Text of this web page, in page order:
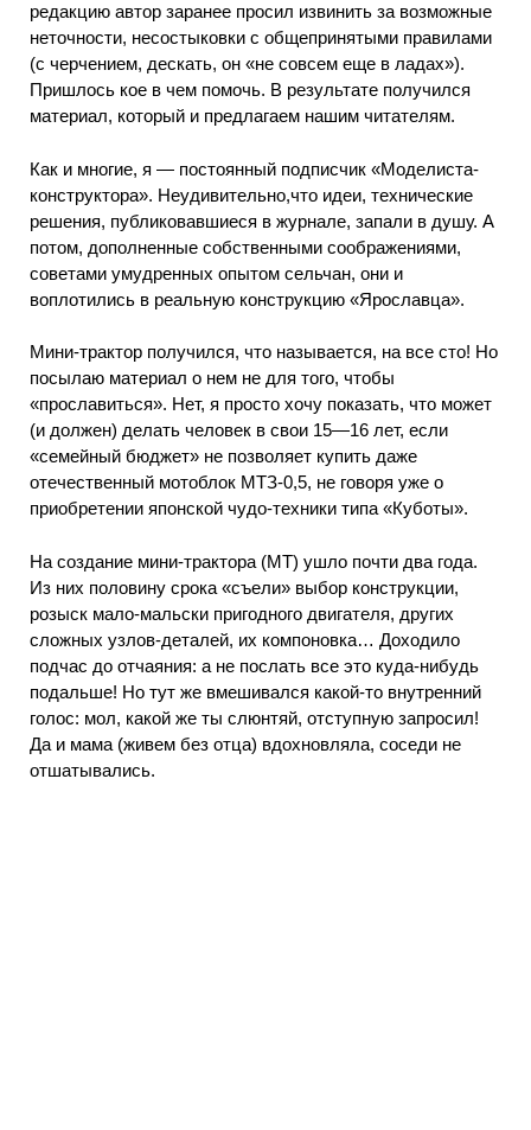
редакцию автор заранее просил извинить за возможные
неточности, несостыковки с общепринятыми правилами
(с черчением, дескать, он «не совсем еще в ладах»).
Пришлось кое в чем помочь. В результате получился
материал, который и предлагаем нашим читателям.
Как и многие, я — постоянный подписчик «Моделиста-
конструктора». Неудивительно,что идеи, технические
решения, публиковавшиеся в журнале, запали в душу. А
потом, дополненные собственными соображениями,
советами умудренных опытом сельчан, они и
воплотились в реальную конструкцию «Ярославца».
Мини-трактор получился, что называется, на все сто! Но
посылаю материал о нем не для того, чтобы
«прославиться». Нет, я просто хочу показать, что может
(и должен) делать человек в свои 15—16 лет, если
«семейный бюджет» не позволяет купить даже
отечественный мотоблок МТЗ-0,5, не говоря уже о
приобретении японской чудо-техники типа «Куботы».
На создание мини-трактора (МТ) ушло почти два года.
Из них половину срока «съели» выбор конструкции,
розыск мало-мальски пригодного двигателя, других
сложных узлов-деталей, их компоновка… Доходило
подчас до отчаяния: а не послать все это куда-нибудь
подальше! Но тут же вмешивался какой-то внутренний
голос: мол, какой же ты слюнтяй, отступную запросил!
Да и мама (живем без отца) вдохновляла, соседи не
отшатывались.